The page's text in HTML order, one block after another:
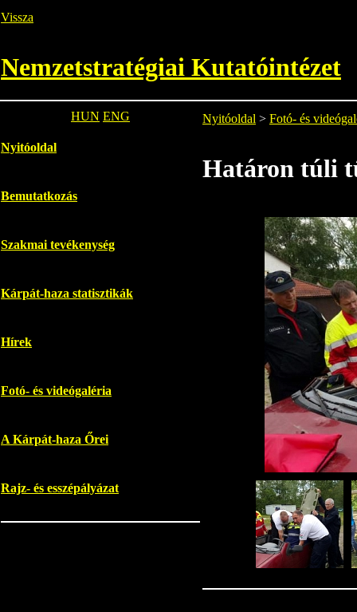
Vissza
Nemzetstratégiai Kutatóintézet
HUN ENG
Nyitóoldal
Bemutatkozás
Szakmai tevékenység
Kárpát-haza statisztikák
Hírek
Fotó- és videógaléria
A Kárpát-haza Őrei
Rajz- és esszépályázat
Nyitóoldal > Fotó- és
Határon túli